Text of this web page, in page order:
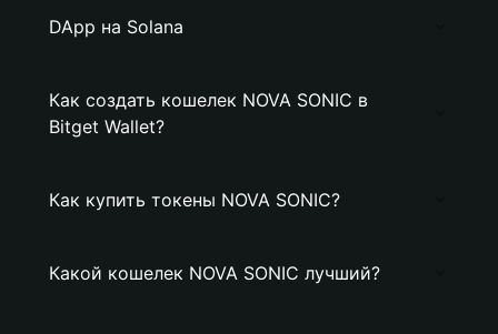
DApp на Solana
Как создать кошелек NOVA SONIC в
Bitget Wallet?
Как купить токены NOVA SONIC?
Какой кошелек NOVA SONIC лучший?